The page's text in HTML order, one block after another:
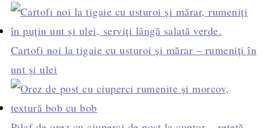
Cartofi noi la tigaie cu usturoi și mărar – rumeniți în
unt și ulei